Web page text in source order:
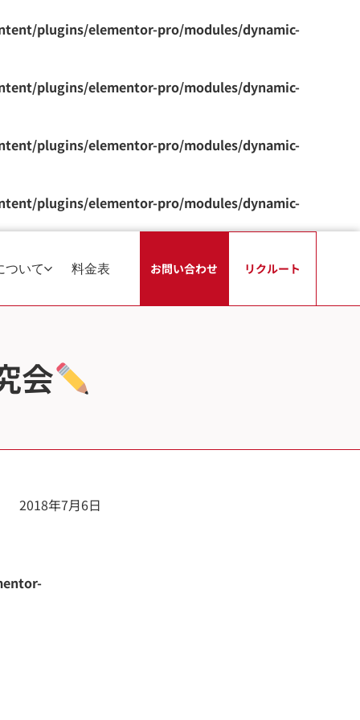
plugins/elementor-pro/modules/dynamic-
plugins/elementor-pro/modules/dynamic-
plugins/elementor-pro/modules/dynamic-
plugins/elementor-pro/modules/dynamic-
ついて 料金表 お問い合わせ リクルート
会
2018年7月6日